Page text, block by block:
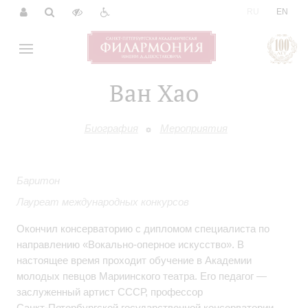
EN
Ван Хао
Биография Мероприятия
Баритон
Лауреат международных конкурсов
Окончил консерваторию с дипломом специалиста по
направлению «Вокально‑оперное искусство». В
настоящее время проходит обучение в Академии
молодых певцов Мариинского театра. Его педагог —
заслуженный артист СССР, профессор